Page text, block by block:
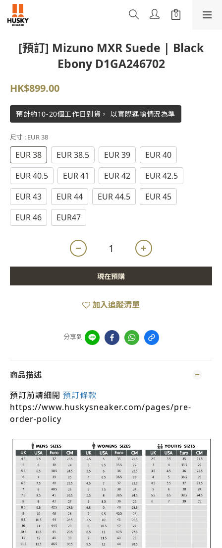
[預訂] Mizuno MXR Suede | Black
Ebony D1GA246702
HK$899.00
預計約10-20個工作日到貨， 以實際運輸情況為準
尺寸 : EUR 38
EUR 38 EUR 38.5 EUR 39
EUR 40
EUR 40.5
EUR 41 EUR 42
EUR 42.5
EUR 43
EUR 44 EUR 44.5
EUR 45
EUR 46
EUR47
現在預購
加入追蹤清單
分享到
商品描述
預訂前請細閱 預訂條款
https://www.huskysneaker.com/pages/pre-
order-policy